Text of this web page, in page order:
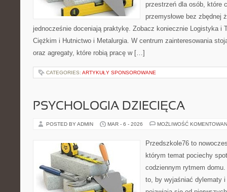
przestrzeń dla osób, które
przemysłowe bez zbędnej
jednocześnie doceniają praktykę. Zobacz koniecznie Logistyka i
Ciężkim i Hutnictwo i Metalurgia. W centrum zainteresowania
oraz agregaty, które robią pracę w […]
CATEGORIES: ARTYKUŁY SPONSOROWANE
PSYCHOLOGIA DZIECIĘCA
POSTED BY ADMIN MAR - 6 - 2026 MOŻLIWOŚĆ
Przedszkole76 to
którym temat pociechy
codziennym rytmem
to, by wyjaśniać dylematy